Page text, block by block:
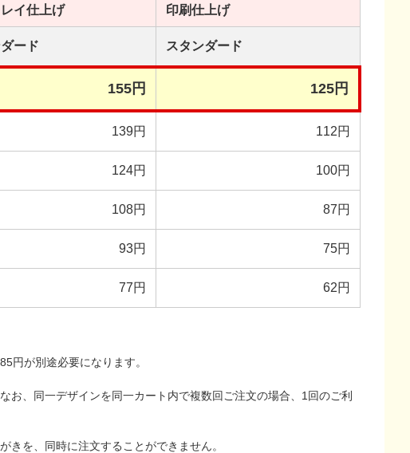
イ仕上げ 印刷仕上げ
ード スタンダード
155円 125円
139円 112円
124円 100円
108円 87円
93円 75円
77円 62円
円が別途必要になります。
、同一デザインを同一カート内で複数回ご注文の場合、1回のご利
を、同時に注文することができません。